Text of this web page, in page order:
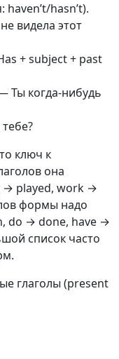
hasn’t).
видела этот
+ subject + past
Ты когда-нибудь
ключ к
она
→ played, work →
формы надо
do → done, have →
список часто
глаголы (present